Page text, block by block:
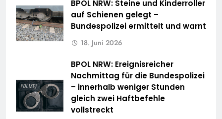
BPOL NRW: Steine und Kinderroller
auf Schienen gelegt –
Bundespolizei ermittelt und warnt
18. Juni 2026
BPOL NRW: Ereignisreicher
Nachmittag für die Bundespolizei
– innerhalb weniger Stunden
gleich zwei Haftbefehle
vollstreckt